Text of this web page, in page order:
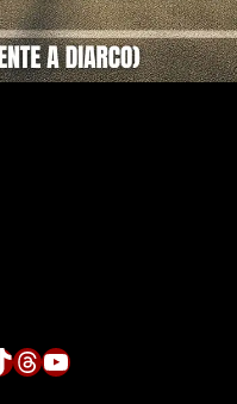
Threads YouTube